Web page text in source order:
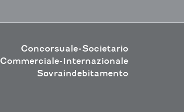
Concorsuale-Societario
Commerciale-Internazionale
Sovraindebitamento